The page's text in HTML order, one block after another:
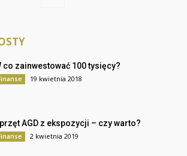
co zainwestować 100 tysięcy?
19 kwietnia 2018
AGD z ekspozycji – czy warto?
2 kwietnia 2019